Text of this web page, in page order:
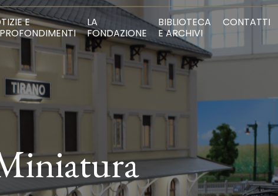
E
LA
FONDAZIONE
BIBLIOTECA
E ARCHIVI
CONTATTI